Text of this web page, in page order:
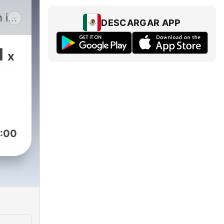
i
x
DESCARGAR APP